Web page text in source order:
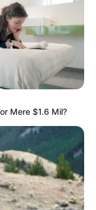
Mere $1.6 Mil?